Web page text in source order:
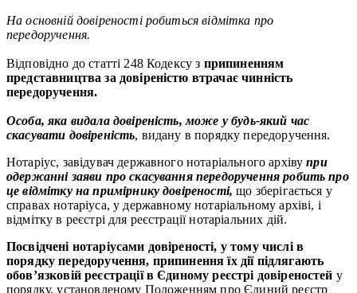
На основній довіреності робиться відмітка про
передоручення.
Відповідно до статті 248 Кодексу з припиненням
представництва за довіреністю втрачає чинність
передоручення.
Особа, яка видала довіреність, може у будь-який час
скасувати довіреність, видану в порядку передоручення.
Нотаріус, завідувач державного нотаріального архівупри
одержанні заяви про скасування передоручення робить про
це відмітку на примірнику довіреності, що зберігається у
справах нотаріуса, у державному нотаріальному архіві, і
відмітку в реєстрі для реєстрації нотаріальних дій.
Посвідчені нотаріусами довіреності, у тому числі в
порядку передоручення, припинення їх дії підлягають
обов’язковій реєстрації в Єдиному реєстрі довіреностей у
порядку, установленому Положенням про Єдиний реєстр